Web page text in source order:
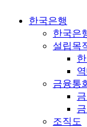
한국은행
한국은
설립목
금융통
조직도